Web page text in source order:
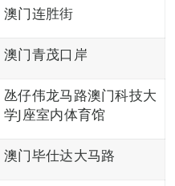
澳门连胜街
澳门青茂口岸
氹仔伟龙马路澳门科技大
学J座室内体育馆
澳门毕仕达大马路